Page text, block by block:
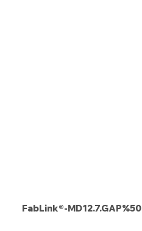
FabLink®-MD12.7.GAP%50